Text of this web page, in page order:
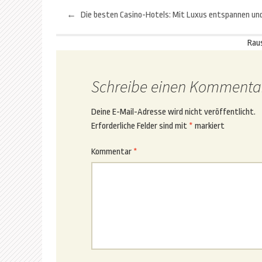
Beitragsnavigation
←
Schreibe einen
Deine E-Mail-Adresse wird nicht veröffentlicht.
Erforderliche Felder sind mit * markiert
Kommentar *